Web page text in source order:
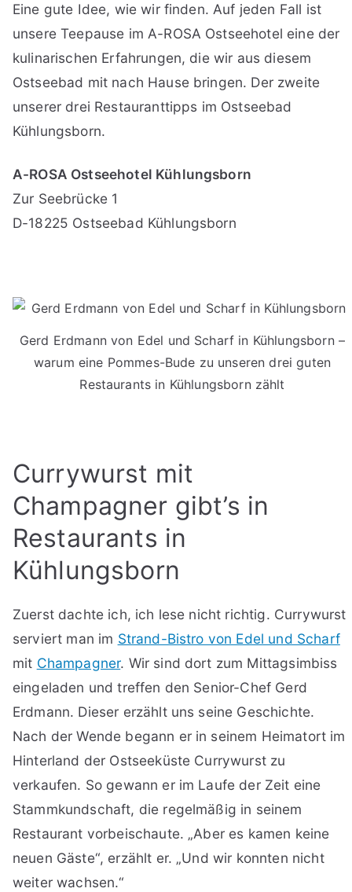
Eine gute Idee, wie wir finden. Auf jeden Fall ist
unsere Teepause im A-ROSA Ostseehotel eine der
kulinarischen Erfahrungen, die wir aus diesem
Ostseebad mit nach Hause bringen. Der zweite
unserer drei Restauranttipps im Ostseebad
Kühlungsborn.
A-ROSA Ostseehotel Kühlungsborn
Zur Seebrücke 1
D-18225 Ostseebad Kühlungsborn
Gerd Erdmann von Edel und Scharf in Kühlungsborn –
warum eine Pommes-Bude zu unseren drei guten
Restaurants in Kühlungsborn zählt
Currywurst mit
Champagner gibt’s in
Restaurants in
Kühlungsborn
Zuerst dachte ich, ich lese nicht richtig. Currywurst
serviert man im Strand-Bistro von Edel und Scharf
mit Champagner. Wir sind dort zum Mittagsimbiss
eingeladen und treffen den Senior-Chef Gerd
Erdmann. Dieser erzählt uns seine Geschichte.
Nach der Wende begann er in seinem Heimatort im
Hinterland der Ostseeküste Currywurst zu
verkaufen. So gewann er im Laufe der Zeit eine
Stammkundschaft, die regelmäßig in seinem
Restaurant vorbeischaute. „Aber es kamen keine
neuen Gäste“, erzählt er. „Und wir konnten nicht
weiter wachsen.“